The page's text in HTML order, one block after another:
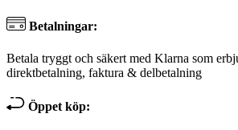
Betalningar:
Betala tryggt och säkert med Klarna som
direktbetalning, faktura & delbetalning
Öppet köp: